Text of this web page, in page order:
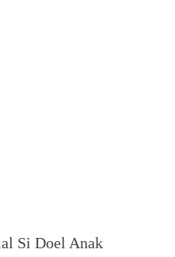
Si Doel Anak